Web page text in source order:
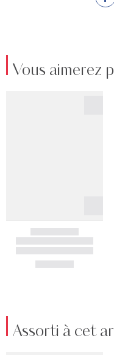
Vous aimerez
Assorti à cet